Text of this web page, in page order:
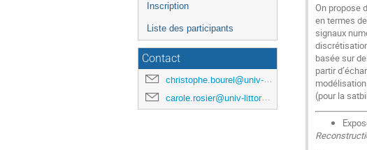
Inscription
Liste des participants
Contact
christophe.bourel@univ-littoral.fr
carole.rosier@univ-littoral.fr
On propose
en termes
signaux
basée sur
partir
(pour la